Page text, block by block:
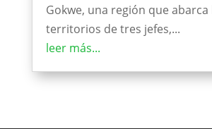
Gokwe, una región que abarca
territorios de tres jefes,...
leer más...